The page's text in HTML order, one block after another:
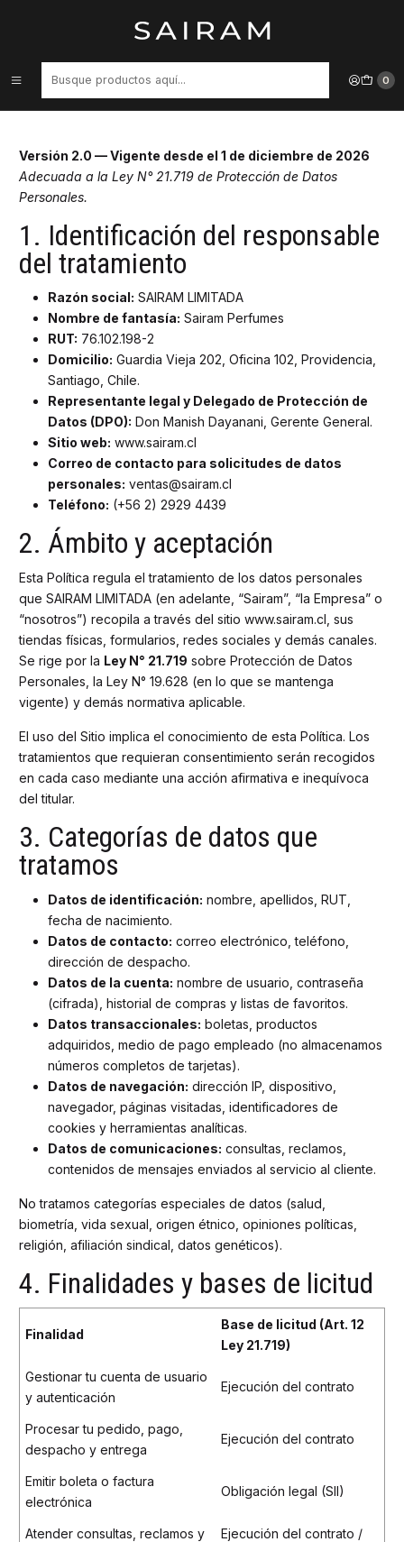
0
Políticas de Privacidad
Versión 2.0 — Vigente desde el 1 de diciembre de 2026
Adecuada a la Ley N° 21.719 de Protección de Datos
Personales.
1. Identificación del responsable
del tratamiento
Razón social: SAIRAM LIMITADA
Nombre de fantasía: Sairam Perfumes
RUT: 76.102.198-2
Domicilio: Guardia Vieja 202, Oficina 102, Providencia,
Santiago, Chile.
Representante legal y Delegado de Protección de
Datos (DPO): Don Manish Dayanani, Gerente General.
Sitio web: www.sairam.cl
Correo de contacto para solicitudes de datos
personales: ventas@sairam.cl
Teléfono: (+56 2) 2929 4439
2. Ámbito y aceptación
Esta Política regula el tratamiento de los datos personales
que SAIRAM LIMITADA (en adelante, “Sairam”, “la Empresa” o
“nosotros”) recopila a través del sitio www.sairam.cl, sus
tiendas físicas, formularios, redes sociales y demás canales.
Se rige por la Ley N° 21.719 sobre Protección de Datos
Personales, la Ley N° 19.628 (en lo que se mantenga
vigente) y demás normativa aplicable.
El uso del Sitio implica el conocimiento de esta Política. Los
tratamientos que requieran consentimiento serán recogidos
en cada caso mediante una acción afirmativa e inequívoca
del titular.
3. Categorías de datos que
tratamos
Datos de identificación: nombre, apellidos, RUT,
fecha de nacimiento.
Datos de contacto: correo electrónico, teléfono,
dirección de despacho.
Datos de la cuenta: nombre de usuario, contraseña
(cifrada), historial de compras y listas de favoritos.
Datos transaccionales: boletas, productos
adquiridos, medio de pago empleado (no almacenamos
números completos de tarjetas).
Datos de navegación: dirección IP, dispositivo,
navegador, páginas visitadas, identificadores de
cookies y herramientas analíticas.
Datos de comunicaciones: consultas, reclamos,
contenidos de mensajes enviados al servicio al cliente.
No tratamos categorías especiales de datos (salud,
biometría, vida sexual, origen étnico, opiniones políticas,
religión, afiliación sindical, datos genéticos).
4. Finalidades y bases de licitud
Finalidad
Base de licitud (Art. 12
Ley 21.719)
Gestionar tu cuenta de usuario
y autenticación
Ejecución del contrato
Procesar tu pedido, pago,
despacho y entrega
Ejecución del contrato
Emitir boleta o factura
electrónica
Obligación legal (SII)
Atender consultas, reclamos y
Ejecución del contrato /